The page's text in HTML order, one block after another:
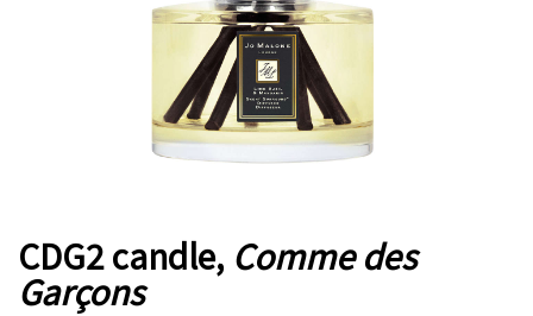
CDG2 candle, Comme des
Garçons